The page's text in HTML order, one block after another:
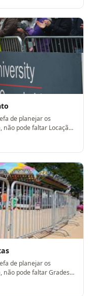
de planejar os
de planejar os